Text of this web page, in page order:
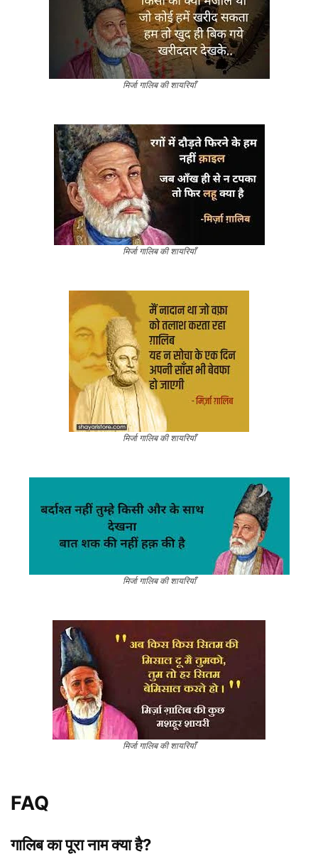
मिर्जा गालिब की शायरियाँ
मिर्जा गालिब की शायरियाँ
मिर्जा गालिब की शायरियाँ
मिर्जा गालिब की शायरियाँ
मिर्जा गालिब की शायरियाँ
FAQ
गालिब का पूरा नाम क्या है?